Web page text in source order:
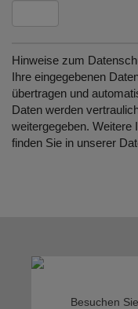
Hinweise zum
Ihre eingegebenen
übertragen und
Daten werden
weitergegeben. Weitere
finden Sie in unserer
Besuchen